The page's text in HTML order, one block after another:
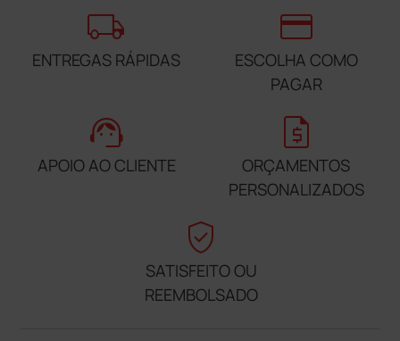
local_shipping
ENTREGAS RÁPIDAS
credit_card
ESCOLHA COMO
PAGAR
support_agent
APOIO AO CLIENTE
request_quote
ORÇAMENTOS
PERSONALIZADOS
verified_user
SATISFEITO OU
REEMBOLSADO